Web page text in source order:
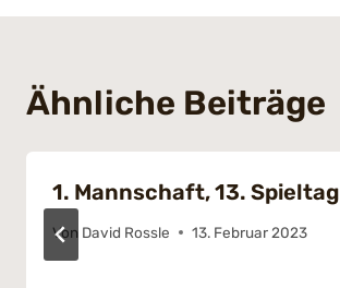
Ähnliche Beiträge
1. Mannschaft, 13. Spieltag
Von David Rossle 13. Februar 2023